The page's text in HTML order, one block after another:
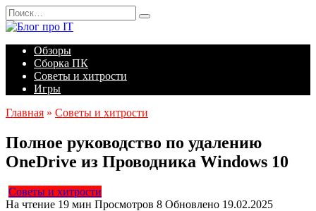
Перейти
к
содержанию
Search
for:
Обзоры
Сборка ПК
Советы и хитрости
Игры
Главная » Советы и хитрости
Полное руководство по удалению
OneDrive из Проводника Windows 10
Советы и хитрости
На чтение 19 мин Просмотров 8 Обновлено 19.02.2025